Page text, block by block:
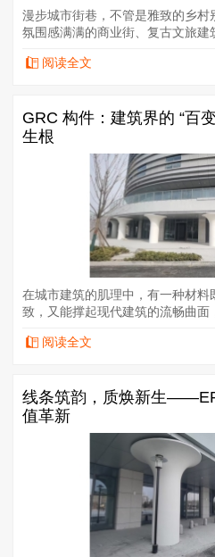
漫步城市街巷，不管是雅致的乡
氛围感满满的商业街、复古文旅建
阅读全文
GRC 构件：建筑界的 “百
生根
在城市建筑的肌理中，有一种材
致，又能撑起现代建筑的流畅曲面
阅读全文
线条筑韵，质焕新生
值革新